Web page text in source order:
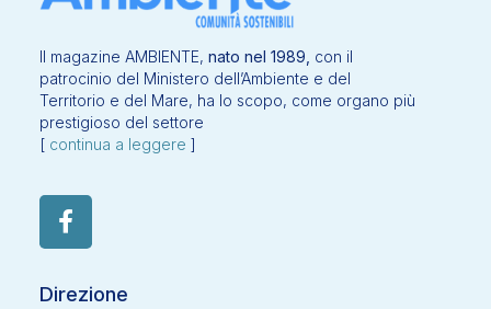
Il magazine AMBIENTE, nato nel 1989, con il
patrocinio del Ministero dell’Ambiente e del
Territorio e del Mare, ha lo scopo, come organo più
prestigioso del settore
[ continua a leggere ]
Direzione